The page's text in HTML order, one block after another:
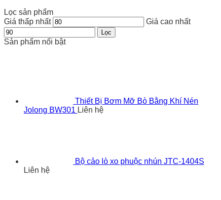
Lọc sản phẩm
Giá thấp nhất
Giá cao nhất
Lọc
Sản phẩm nổi bật
Thiết Bị Bơm Mỡ Bò Bằng Khí Nén
Jolong BW301 Liên hệ
Bộ cảo lò xo phuộc nhún JTC-1404S
Liên hệ